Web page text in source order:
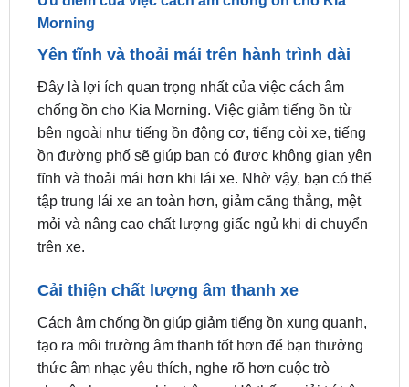
lái xe, từ đó nâng cao trải nghiệm và đảm bảo an
toàn cho mọi hành trình.
Morning
Yên tĩnh và thoải mái trên hành trình dài
Đây là lợi ích quan trọng nhất của việc cách âm
chống ồn cho Kia Morning. Việc giảm tiếng ồn từ
bên ngoài như tiếng ồn động cơ, tiếng còi xe, tiếng
ồn đường phố sẽ giúp bạn có được không gian yên
tĩnh và thoải mái hơn khi lái xe. Nhờ vậy, bạn có thể
mỏi và nâng cao chất lượng giấc ngủ khi di chuyển
trên xe.
Cải thiện chất lượng âm thanh xe